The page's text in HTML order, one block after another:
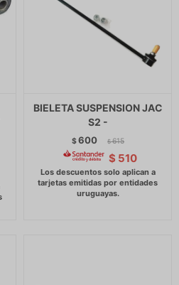
BIELETA SUSPENSION JAC
S2 -
$600 $ 615
$ 510